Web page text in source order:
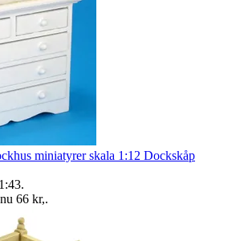
miniatyrer skala 1:12 Dockskåp
.
66 kr,.